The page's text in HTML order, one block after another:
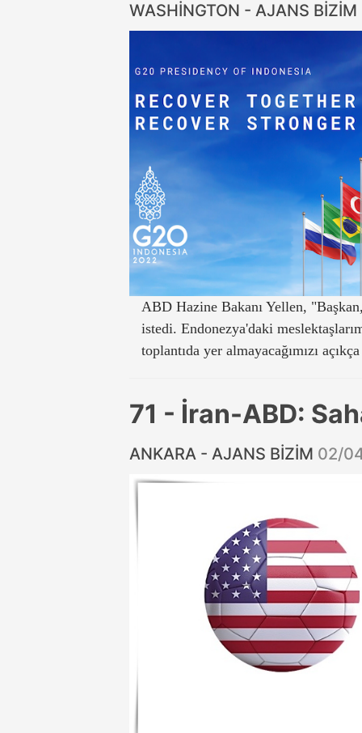
WASHİNGTON - AJANS BİZİM
ABD Hazine Bakanı Yellen, "Başkan,
istedi. Endonezya'daki
toplantıda yer almayacağımızı
71 - İran-ABD:
ANKARA - AJANS BİZİM 02/